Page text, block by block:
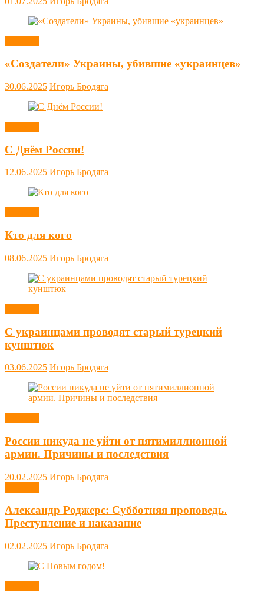
«Создатели» Украины, убившие «украинцев»
30.06.2025 Игорь Бродяга
С Днём России!
12.06.2025 Игорь Бродяга
Кто для кого
08.06.2025 Игорь Бродяга
С украинцами проводят старый турецкий
кунштюк
03.06.2025 Игорь Бродяга
России никуда не уйти от пятимиллионной
армии. Причины и последствия
20.02.2025 Игорь Бродяга
Александр Роджерс: Субботняя проповедь.
Преступление и наказание
02.02.2025 Игорь Бродяга